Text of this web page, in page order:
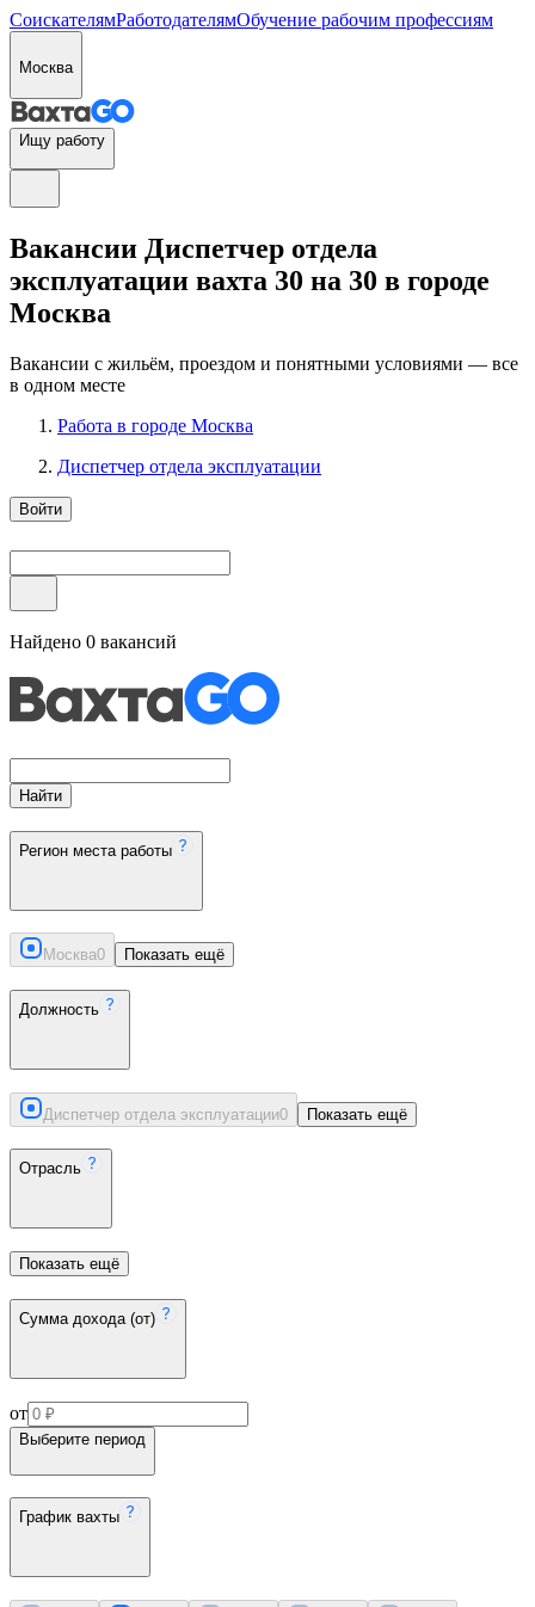
СоискателямРаботодателямОбучение рабочим профессиям
Москва
Ищу работу
Вакансии Диспетчер отдела
эксплуатации вахта 30 на 30 в городе
Москва
Вакансии с жильём, проездом и понятными условиями — все
в одном месте
Работа в городе Москва
Диспетчер отдела эксплуатации
Войти
Найдено 0 вакансий
Найти
Регион места работы
Москва0 Показать ещё
Должность
Диспетчер отдела эксплуатации0 Показать ещё
Отрасль
Показать ещё
Сумма дохода (от)
от
Выберите период
График вахты